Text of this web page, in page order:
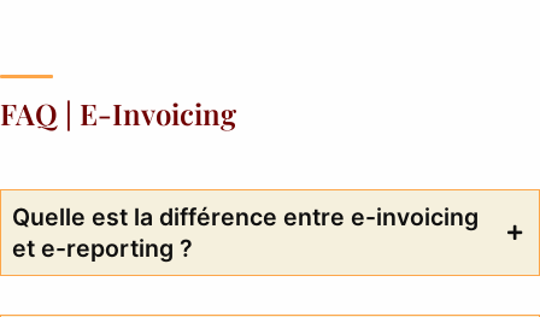
FAQ | E-Invoicing
Quelle est la différence entre e-invoicing
et e-reporting ?